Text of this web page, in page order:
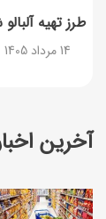
آخرین
طرز تهیه
14 مرداد 1405